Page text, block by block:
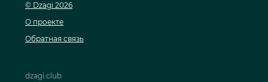
© Dzagi 2026
О проекте
Обратная связь
dzagi.club